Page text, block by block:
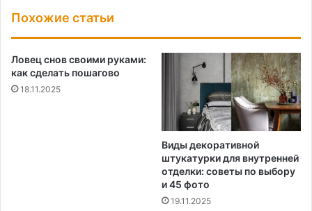
Похожие статьи
Ловец снов своими руками:
как сделать пошагово
18.11.2025
Виды декоративной
штукатурки для внутренней
отделки: советы по выбору
и 45 фото
19.11.2025